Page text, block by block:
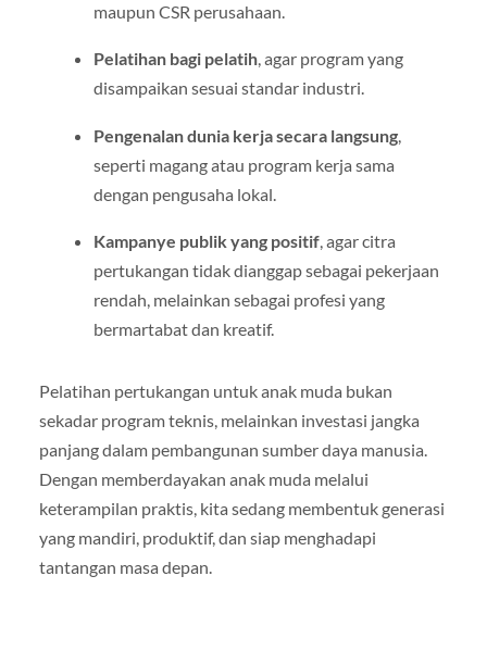
maupun CSR perusahaan.
Pelatihan bagi pelatih, agar program yang
disampaikan sesuai standar industri.
Pengenalan dunia kerja secara langsung,
seperti magang atau program kerja sama
dengan pengusaha lokal.
Kampanye publik yang positif, agar citra
pertukangan tidak dianggap sebagai pekerjaan
rendah, melainkan sebagai profesi yang
bermartabat dan kreatif.
Pelatihan pertukangan untuk anak muda bukan
sekadar program teknis, melainkan investasi jangka
panjang dalam pembangunan sumber daya manusia.
Dengan memberdayakan anak muda melalui
keterampilan praktis, kita sedang membentuk generasi
yang mandiri, produktif, dan siap menghadapi
tantangan masa depan.